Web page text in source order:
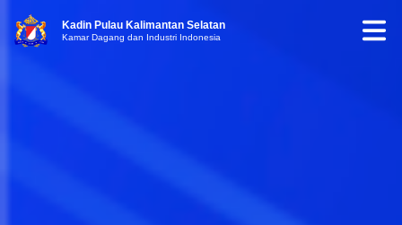
Kadin Pulau Kalimantan Selatan
Kamar Dagang dan Industri Indonesia